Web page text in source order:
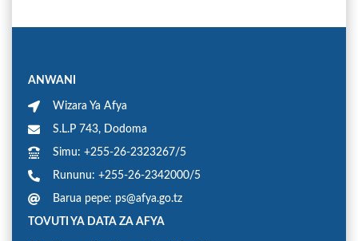
ANWANI
Wizara Ya Afya
S.L.P 743, Dodoma
Simu: +255-26-2323267/5
Rununu: +255-26-2342000/5
Barua pepe: ps@afya.go.tz
TOVUTI YA DATA ZA AFYA